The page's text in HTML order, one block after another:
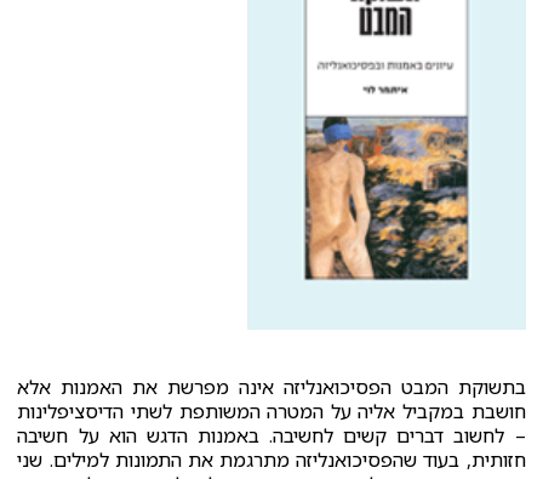
בתשוקת המבט הפסיכואנליזה אינה מפרשת את האמנות אלא
חושבת במקביל אליה על המטרה המשותפת לשתי הדיסציפלינות
– לחשוב דברים קשים לחשיבה. באמנות הדגש הוא על חשיבה
חזותית, בעוד שהפסיכואנליזה מתרגמת את התמונות למילים. שני